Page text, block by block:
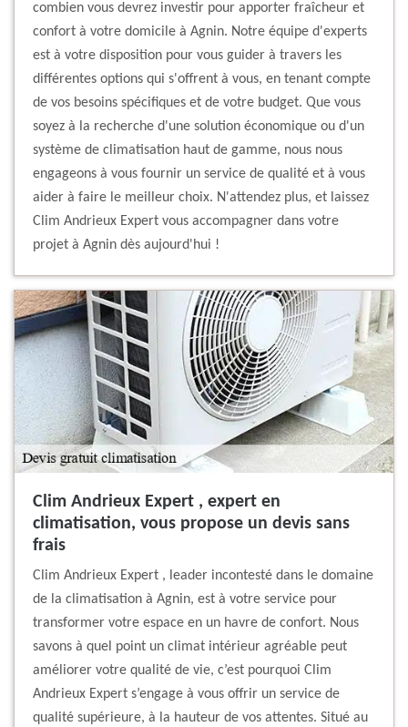
combien vous devrez investir pour apporter fraîcheur et
confort à votre domicile à Agnin. Notre équipe d'experts
est à votre disposition pour vous guider à travers les
différentes options qui s'offrent à vous, en tenant compte
de vos besoins spécifiques et de votre budget. Que vous
soyez à la recherche d'une solution économique ou d'un
système de climatisation haut de gamme, nous nous
engageons à vous fournir un service de qualité et à vous
aider à faire le meilleur choix. N'attendez plus, et laissez
Clim Andrieux Expert vous accompagner dans votre
projet à Agnin dès aujourd'hui !
Clim Andrieux Expert , expert en
climatisation, vous propose un devis sans
frais
Clim Andrieux Expert , leader incontesté dans le domaine
de la climatisation à Agnin, est à votre service pour
transformer votre espace en un havre de confort. Nous
savons à quel point un climat intérieur agréable peut
améliorer votre qualité de vie, c’est pourquoi Clim
Andrieux Expert s’engage à vous offrir un service de
qualité supérieure, à la hauteur de vos attentes. Situé au